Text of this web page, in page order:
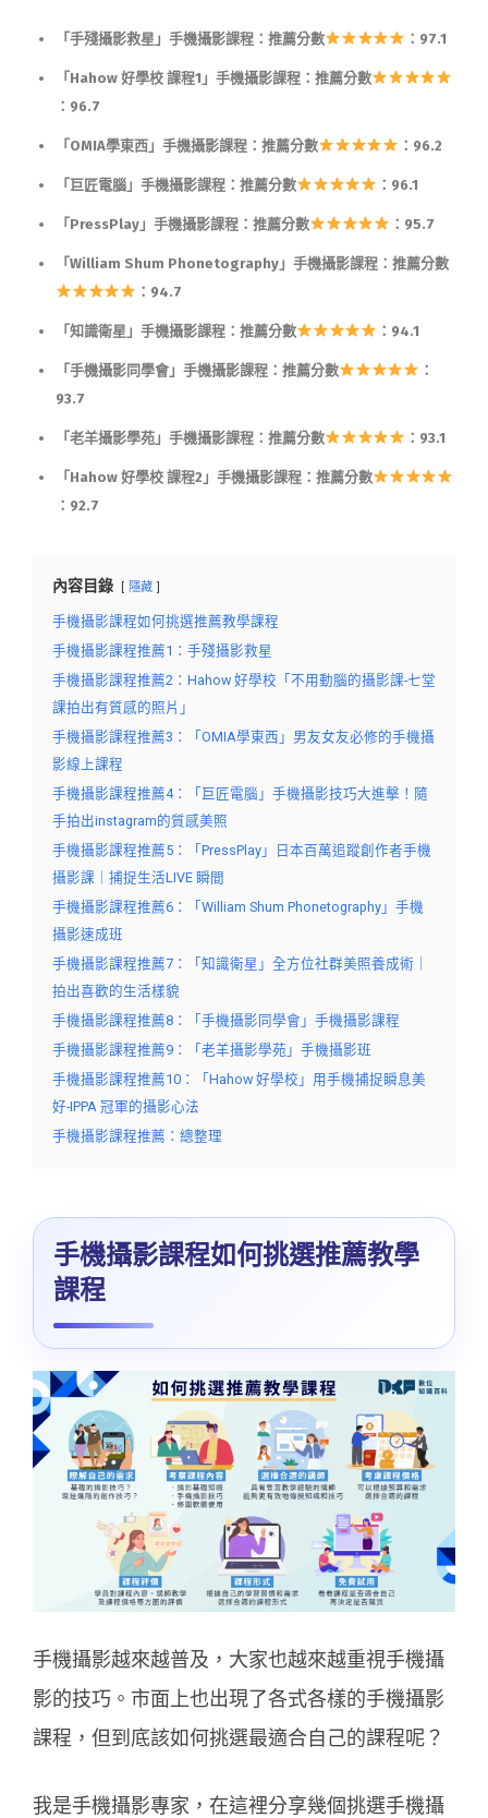
「手殘攝影救星」手機攝影課程：推薦分數 ：97.1
「Hahow 好學校 課程1」手機攝影課程：推薦分數
：96.7
「OMIA學東西」手機攝影課程：推薦分數 ：96.2
「巨匠電腦」手機攝影課程：推薦分數 ：96.1
「PressPlay」手機攝影課程：推薦分數 ：95.7
「William Shum Phonetography」手機攝影課程：推薦分數
：94.7
「知識衛星」手機攝影課程：推薦分數 ：94.1
「手機攝影同學會」手機攝影課程：推薦分數
：
93.7
「老羊攝影學苑」手機攝影課程：推薦分數 ：93.1
「Hahow 好學校 課程2」手機攝影課程：推薦分數
：92.7
內容目錄 隱藏
手機攝影課程如何挑選推薦教學課程
手機攝影課程推薦1：手殘攝影救星
手機攝影課程推薦2：Hahow 好學校「不用動腦的攝影課-七堂
課拍出有質感的照片」
手機攝影課程推薦3：「OMIA學東西」男友女友必修的手機攝
影線上課程
手機攝影課程推薦4：「巨匠電腦」手機攝影技巧大進擊！隨
手拍出instagram的質感美照
手機攝影課程推薦5：「PressPlay」日本百萬追蹤創作者手機
攝影課｜捕捉生活LIVE 瞬間
手機攝影課程推薦6：「William Shum Phonetography」手機
攝影速成班
手機攝影課程推薦7：「知識衛星」全方位社群美照養成術｜
拍出喜歡的生活樣貌
手機攝影課程推薦8：「手機攝影同學會」手機攝影課程
手機攝影課程推薦9：「老羊攝影學苑」手機攝影班
手機攝影課程推薦10：「Hahow 好學校」用手機捕捉瞬息美
好-IPPA 冠軍的攝影心法
手機攝影課程推薦：總整理
手機攝影課程如何挑選推薦教學
課程
手機攝影越來越普及，大家也越來越重視手機攝
影的技巧。市面上也出現了各式各樣的手機攝影
課程，但到底該如何挑選最適合自己的課程呢？
我是手機攝影專家，在這裡分享幾個挑選手機攝